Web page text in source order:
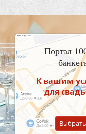
Портал
К вашим
для